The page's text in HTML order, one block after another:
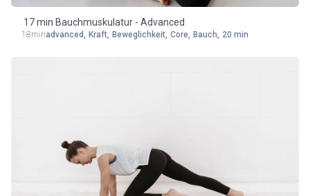
17 min Bauchmuskulatur - Advanced
18minadvanced, Kraft, Beweglichkeit, Core, Bauch, 20 min